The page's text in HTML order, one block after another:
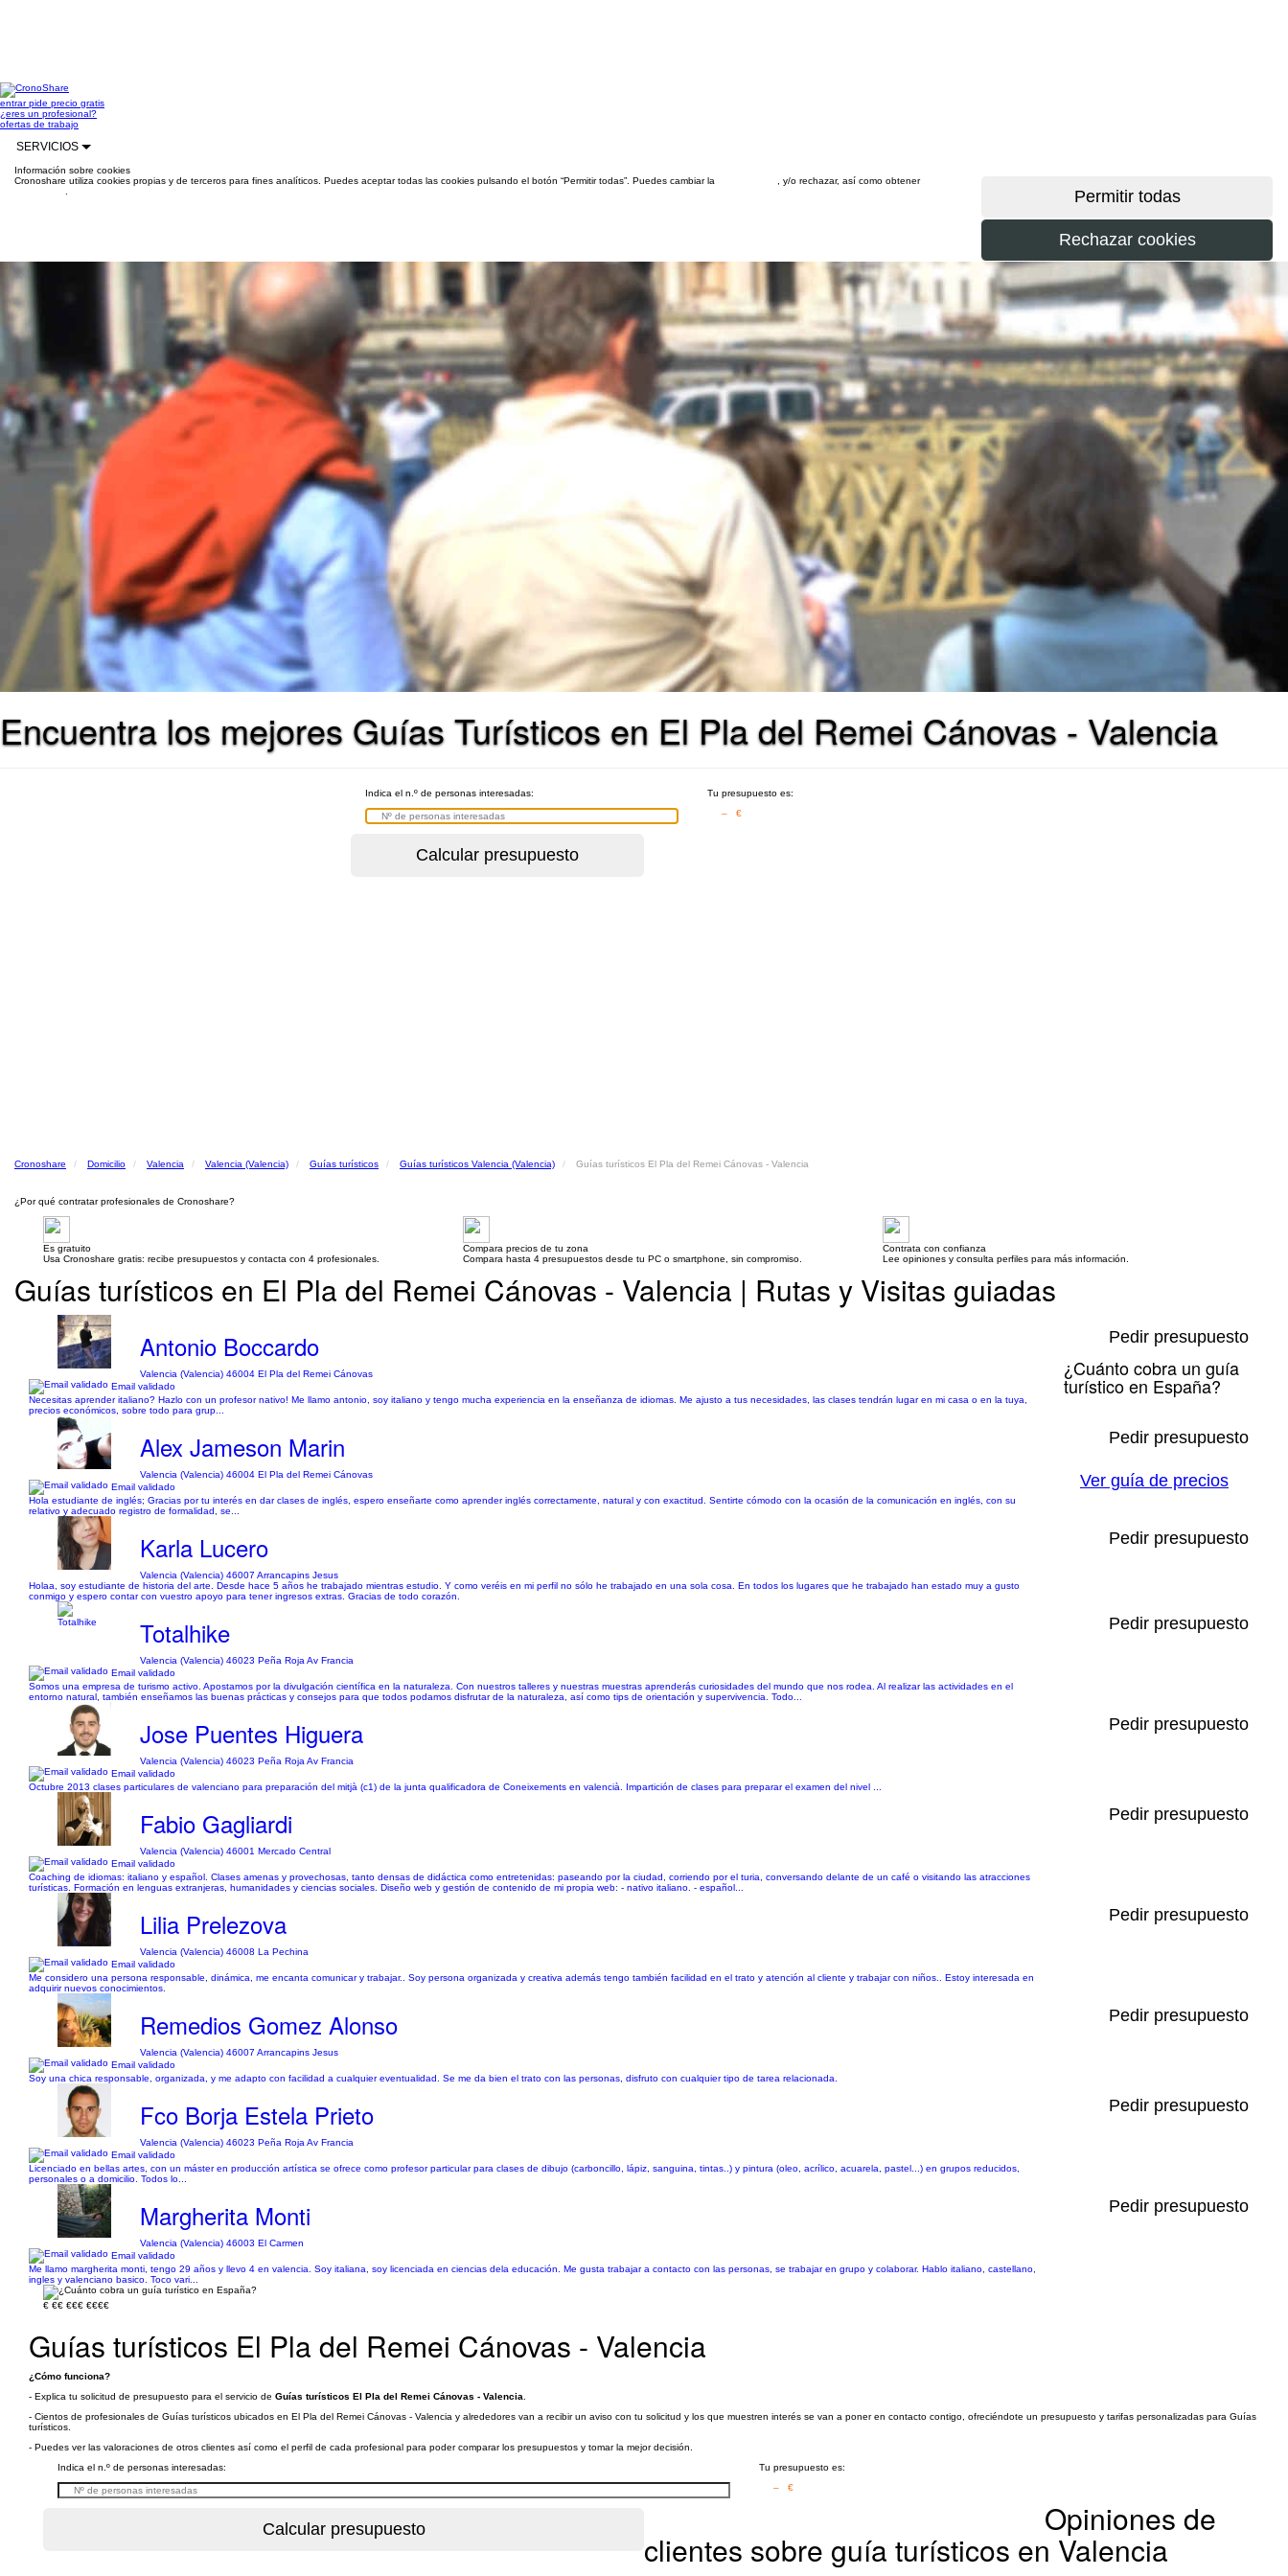
entrarpide precio gratis
¿eres un profesional?
ofertas de trabajo
SERVICIOS
Información sobre cookies
Cronoshare utiliza cookies propias y de terceros para fines analíticos. Puedes aceptar todas las cookies pulsando el botón “Permitir todas”. Puedes cambiar la
, y/o rechazar, así como obtener
Encuentra los mejores Guías Turísticos en El Pla del Remei Cánovas - Valencia
Indica el n.º de personas interesadas:
Tu presupuesto es:
– €
Cronoshare Domicilio Valencia Valencia (Valencia) Guías turísticos Guías turísticos Valencia (Valencia) Guías turísticos El Pla del Remei Cánovas - Valencia
¿Por qué contratar profesionales de Cronoshare?
Es gratuito
Usa Cronoshare gratis: recibe presupuestos y contacta con 4 profesionales.
Compara precios de tu zona
Compara hasta 4 presupuestos desde tu PC o smartphone, sin compromiso.
Contrata con confianza
Lee opiniones y consulta perfiles para más información.
Guías turísticos en El Pla del Remei Cánovas - Valencia | Rutas y Visitas guiadas
Antonio Boccardo
Valencia (Valencia) 46004 El Pla del Remei Cánovas
Email validado
Necesitas aprender italiano? Hazlo con un profesor nativo! Me llamo antonio, soy italiano y tengo mucha experiencia en la enseñanza de idiomas. Me ajusto a tus necesidades, las clases tendrán lugar en mi casa o en la tuya,
precios económicos, sobre todo para grup...
Pedir presupuesto
Alex Jameson Marin
Valencia (Valencia) 46004 El Pla del Remei Cánovas
Email validado
Hola estudiante de inglés; Gracias por tu interés en dar clases de inglés, espero enseñarte como aprender inglés correctamente, natural y con exactitud. Sentirte cómodo con la ocasión de la comunicación en inglés, con su
relativo y adecuado registro de formalidad, se...
Pedir presupuesto
Karla Lucero
Valencia (Valencia) 46007 Arrancapins Jesus
Holaa, soy estudiante de historia del arte. Desde hace 5 años he trabajado mientras estudio. Y como veréis en mi perfil no sólo he trabajado en una sola cosa. En todos los lugares que he trabajado han estado muy a gusto
conmigo y espero contar con vuestro apoyo para tener ingresos extras. Gracias de todo corazón.
Pedir presupuesto
Totalhike
Valencia (Valencia) 46023 Peña Roja Av Francia
Email validado
Somos una empresa de turismo activo. Apostamos por la divulgación científica en la naturaleza. Con nuestros talleres y nuestras muestras aprenderás curiosidades del mundo que nos rodea. Al realizar las actividades en el
entorno natural, también enseñamos las buenas prácticas y consejos para que todos podamos disfrutar de la naturaleza, así como tips de orientación y supervivencia. Todo...
Pedir presupuesto
Jose Puentes Higuera
Valencia (Valencia) 46023 Peña Roja Av Francia
Email validado
Octubre 2013 clases particulares de valenciano para preparación del mitjà (c1) de la junta qualificadora de Coneixements en valencià. Impartición de clases para preparar el examen del nivel ...
Pedir presupuesto
Fabio Gagliardi
Valencia (Valencia) 46001 Mercado Central
Email validado
Coaching de idiomas: italiano y español. Clases amenas y provechosas, tanto densas de didáctica como entretenidas: paseando por la ciudad, corriendo por el turia, conversando delante de un café o visitando las atracciones
turísticas. Formación en lenguas extranjeras, humanidades y ciencias sociales. Diseño web y gestión de contenido de mi propia web: - nativo italiano. - español...
Pedir presupuesto
Lilia Prelezova
Valencia (Valencia) 46008 La Pechina
Email validado
Me considero una persona responsable, dinámica, me encanta comunicar y trabajar.. Soy persona organizada y creativa además tengo también facilidad en el trato y atención al cliente y trabajar con niños.. Estoy interesada en
adquirir nuevos conocimientos.
Pedir presupuesto
Remedios Gomez Alonso
Valencia (Valencia) 46007 Arrancapins Jesus
Email validado
Soy una chica responsable, organizada, y me adapto con facilidad a cualquier eventualidad. Se me da bien el trato con las personas, disfruto con cualquier tipo de tarea relacionada.
Pedir presupuesto
Fco Borja Estela Prieto
Valencia (Valencia) 46023 Peña Roja Av Francia
Email validado
Licenciado en bellas artes, con un máster en producción artística se ofrece como profesor particular para clases de dibujo (carboncillo, lápiz, sanguina, tintas..) y pintura (oleo, acrílico, acuarela, pastel...) en grupos reducidos,
personales o a domicilio. Todos lo...
Pedir presupuesto
Margherita Monti
Valencia (Valencia) 46003 El Carmen
Email validado
Me llamo margherita monti, tengo 29 años y llevo 4 en valencia. Soy italiana, soy licenciada en ciencias dela educación. Me gusta trabajar a contacto con las personas, se trabajar en grupo y colaborar. Hablo italiano, castellano,
ingles y valenciano basico. Toco vari...
Pedir presupuesto
¿Cuánto cobra un guía
turístico en España?
Ver guía de precios
€ €€ €€€ €€€€
Guías turísticos El Pla del Remei Cánovas - Valencia
¿Cómo funciona?
- Explica tu solicitud de presupuesto para el servicio de Guías turísticos El Pla del Remei Cánovas - Valencia
- Cientos de profesionales de Guías turísticos ubicados en El Pla del Remei Cánovas - Valencia y alrededores van a recibir un aviso con tu solicitud y los que muestren interés se van a poner en contacto contigo, ofreciéndote un presupuesto y tarifas personalizadas para Guías
turísticos.
- Puedes ver las valoraciones de otros clientes así como el perfil de cada profesional para poder comparar los presupuestos y tomar la mejor decisión.
Indica el n.º de personas interesadas:
Tu presupuesto es:
– €
Opiniones de
clientes sobre guía turísticos en Valencia